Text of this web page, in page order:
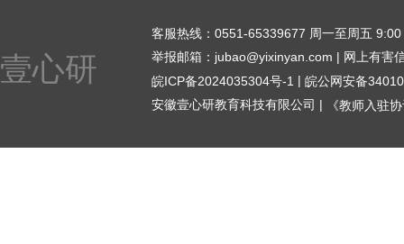
壹心研
客服热线：0551-65339677 周一至周五
举报邮箱：jubao@yixinyan.com | 网上有害
皖ICP备2024035304号-1 | 皖公网安备
安徽壹心研教育科技有限公司 |
《教师入驻